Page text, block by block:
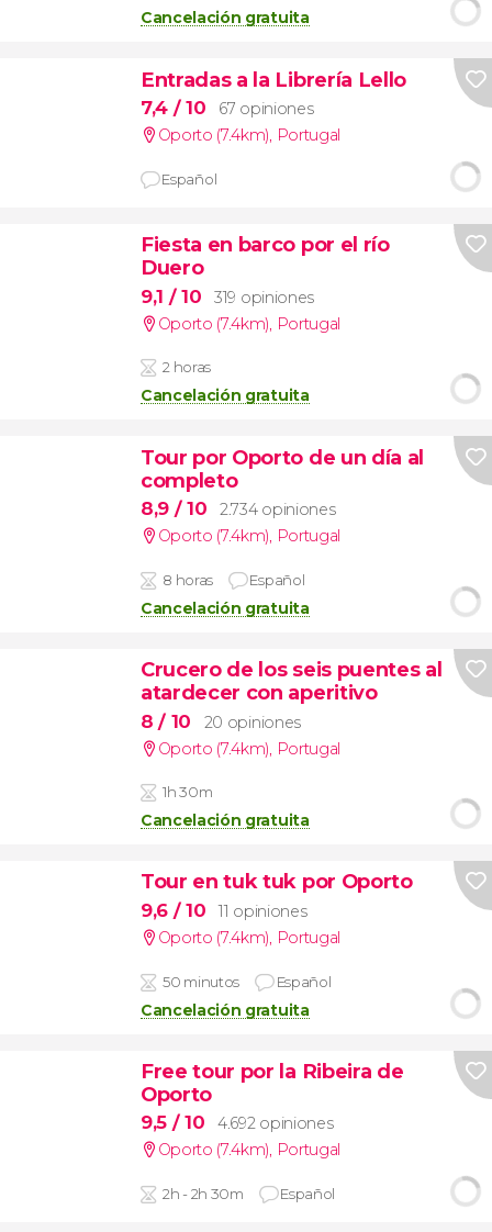
Cancelación gratuita
Entradas a la Librería Lello
7,4 / 10
67 opiniones
Oporto (7.4km), Portugal
Español
Fiesta en barco por el río
Duero
9,1 / 10
319 opiniones
Oporto (7.4km) Portugal
2 horas
Cancelación gratuita
Tour por Oporto de un día al
completo
8,9 / 10
2.734 opiniones
Oporto (7.4km), Portugal
8 horas Español
Cancelación gratuita
Crucero de los seis puentes al
atardecer con aperitivo
8/ 10
20 opiniones
Oporto (7.4km) Portugal
1h 30m
Cancelación gratuita
Tour en tuk tuk por Oporto
9,6 / 10
11 opiniones
Oporto (7.4km), Portugal
50 minutos Español
Cancelación gratuita
Free tour por la Ribeira de
Oporto
9,5 / 10
4.692 opiniones
Oporto (7.4km), Portugal
2h - 2h 30m Español